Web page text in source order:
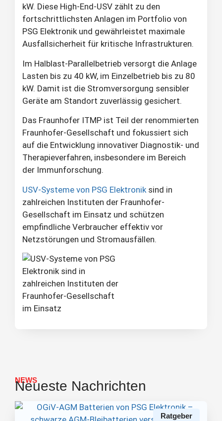
kW. Diese High-End-USV zählt zu den
fortschrittlichsten Anlagen im Portfolio von
PSG Elektronik und gewährleistet maximale
Ausfallsicherheit für kritische Infrastrukturen.
Im Halblast-Parallelbetrieb versorgt die Anlage
Lasten bis zu 40 kW, im Einzelbetrieb bis zu 80
kW. Damit ist die Stromversorgung sensibler
Geräte am Standort zuverlässig gesichert.
Das Fraunhofer ITMP ist Teil der renommierten
Fraunhofer-Gesellschaft und fokussiert sich
auf die Entwicklung innovativer Diagnostik- und
Therapieverfahren, insbesondere im Bereich
der Immunforschung.
USV-Systeme von PSG Elektronik sind in
zahlreichen Instituten der Fraunhofer-
Gesellschaft im Einsatz und schützen
empfindliche Verbraucher effektiv vor
Netzstörungen und Stromausfällen.
NEWS
Neueste Nachrichten
Ratgeber